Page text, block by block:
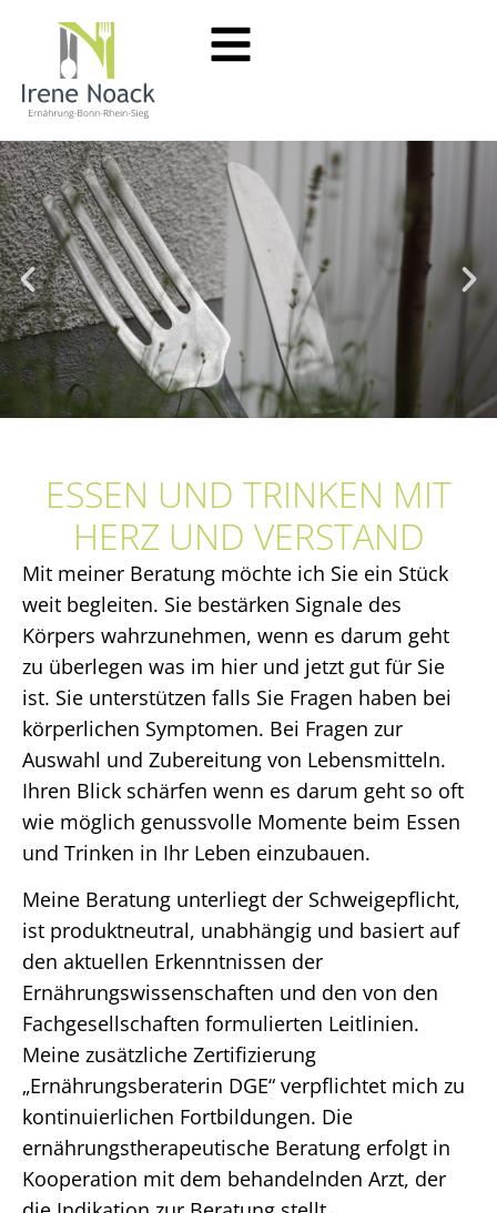
ESSEN UND TRINKEN MIT
HERZ UND VERSTAND
Mit meiner Beratung möchte ich Sie ein Stück
weit begleiten. Sie bestärken Signale des
Körpers wahrzunehmen, wenn es darum geht
zu überlegen was im hier und jetzt gut für Sie
ist. Sie unterstützen falls Sie Fragen haben bei
körperlichen Symptomen. Bei Fragen zur
Auswahl und Zubereitung von Lebensmitteln.
Ihren Blick schärfen wenn es darum geht so oft
wie möglich genussvolle Momente beim Essen
und Trinken in Ihr Leben einzubauen.
Meine Beratung unterliegt der Schweigepflicht,
ist produktneutral, unabhängig und basiert auf
den aktuellen Erkenntnissen der
Ernährungswissenschaften und den von den
Fachgesellschaften formulierten Leitlinien.
Meine zusätzliche Zertifizierung
„Ernährungsberaterin DGE“ verpflichtet mich zu
kontinuierlichen Fortbildungen. Die
ernährungstherapeutische Beratung erfolgt in
Kooperation mit dem behandelnden Arzt, der